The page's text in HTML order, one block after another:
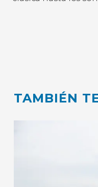
TAMBIÉN